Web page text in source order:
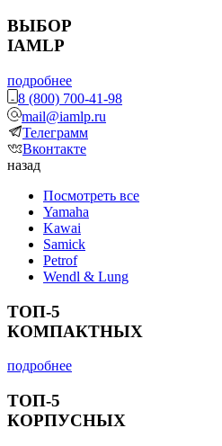
ВЫБОР
IAMLP
подробнее
8 (800) 700-41-98
mail@iamlp.ru
Телеграмм
Вконтакте
назад
Посмотреть все
Yamaha
Kawai
Samick
Petrof
Wendl & Lung
ТОП-5
КОМПАКТНЫХ
подробнее
ТОП-5
КОРПУСНЫХ